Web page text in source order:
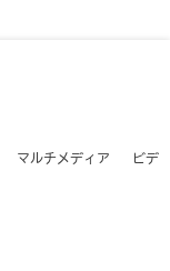
マルチメディア ビデ